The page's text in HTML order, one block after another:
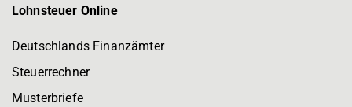
Lohnsteuer Online
Deutschlands Finanzämter
Steuerrechner
Musterbriefe